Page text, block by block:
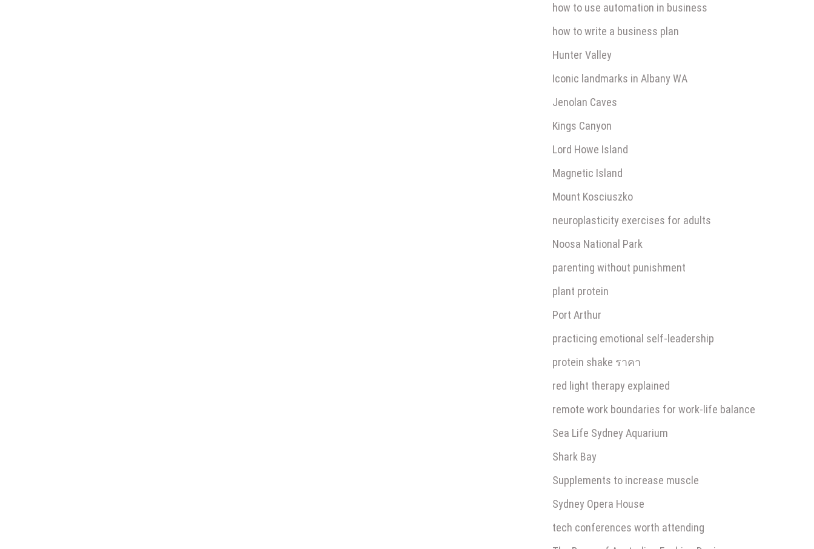
how to use automation in business
how to write a business plan
Hunter Valley
Iconic landmarks in Albany WA
Jenolan Caves
Kings Canyon
Lord Howe Island
Magnetic Island
Mount Kosciuszko
neuroplasticity exercises for adults
Noosa National Park
parenting without punishment
plant protein
Port Arthur
practicing emotional self-leadership
protein shake ราคา
red light therapy explained
remote work boundaries for work-life balance
Sea Life Sydney Aquarium
Shark Bay
Supplements to increase muscle
Sydney Opera House
tech conferences worth attending